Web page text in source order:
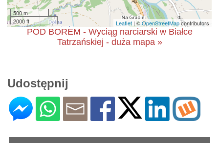
500 m
2000 ft
Leaflet | ©OpenStreetMapcontributors
POD BOREM - Wyciąg narciarski w Białce
Tatrzańskiej - duża mapa »
Udostępnij